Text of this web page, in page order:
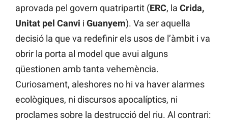
aprovada pel govern quatripartit (ERC, la Crida,
Unitat pel Canvi i Guanyem). Va ser aquella
decisió la que va redefinir els usos de l’àmbit i va
obrir la porta al model que avui alguns
qüestionen amb tanta vehemència.
Curiosament, aleshores no hi va haver alarmes
ecològiques, ni discursos apocalíptics, ni
proclames sobre la destrucció del riu. Al contrari: